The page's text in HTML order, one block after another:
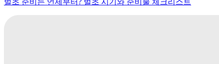
벌초 준비는 언제부터? 벌초 시기와 준비물 체크리스트